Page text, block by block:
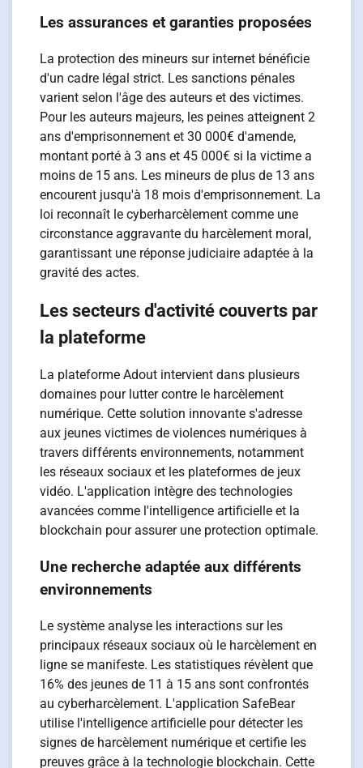
Les assurances et garanties proposées
La protection des mineurs sur internet bénéficie
d'un cadre légal strict. Les sanctions pénales
varient selon l'âge des auteurs et des victimes.
Pour les auteurs majeurs, les peines atteignent 2
ans d'emprisonnement et 30 000€ d'amende,
montant porté à 3 ans et 45 000€ si la victime a
moins de 15 ans. Les mineurs de plus de 13 ans
encourent jusqu'à 18 mois d'emprisonnement. La
loi reconnaît le cyberharcèlement comme une
circonstance aggravante du harcèlement moral,
garantissant une réponse judiciaire adaptée à la
gravité des actes.
Les secteurs d'activité couverts par
la plateforme
La plateforme Adout intervient dans plusieurs
domaines pour lutter contre le harcèlement
numérique. Cette solution innovante s'adresse
aux jeunes victimes de violences numériques à
travers différents environnements, notamment
les réseaux sociaux et les plateformes de jeux
vidéo. L'application intègre des technologies
avancées comme l'intelligence artificielle et la
blockchain pour assurer une protection optimale.
Une recherche adaptée aux différents
environnements
Le système analyse les interactions sur les
principaux réseaux sociaux où le harcèlement en
ligne se manifeste. Les statistiques révèlent que
16% des jeunes de 11 à 15 ans sont confrontés
au cyberharcèlement. L'application SafeBear
utilise l'intelligence artificielle pour détecter les
signes de harcèlement numérique et certifie les
preuves grâce à la technologie blockchain. Cette